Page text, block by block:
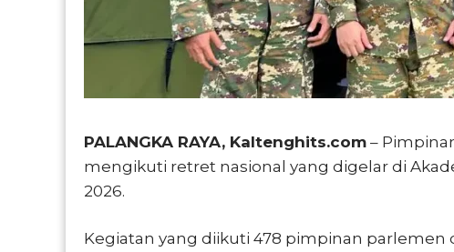
PALANGKA RAYA, Kaltenghits.com –
mengikuti retret nasional yang digelar di
2026.
Kegiatan yang diikuti 478 pimpinan